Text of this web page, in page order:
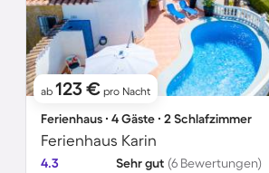
ab 123 € pro Nacht
Ferienhaus ∙ 4 Gäste ∙ 2 Schlafzimmer
Ferienhaus Karin
4.3 Sehr gut (6 Bewertungen)